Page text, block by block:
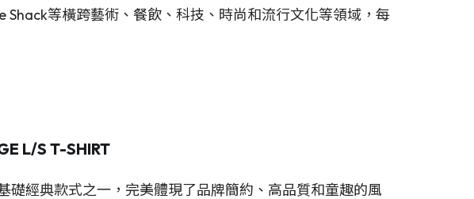
等橫跨藝術、餐飲、科技、時尚和流行文化等領域，每
L/S T-SHIRT
礎經典款式之一，完美體現了品牌簡約、高品質和童趣的風